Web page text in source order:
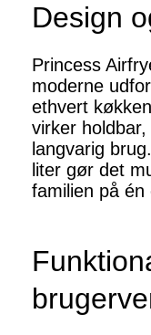
Design
Princess
moderne
ethvert
virker
langvarig
liter gør det
familien på én